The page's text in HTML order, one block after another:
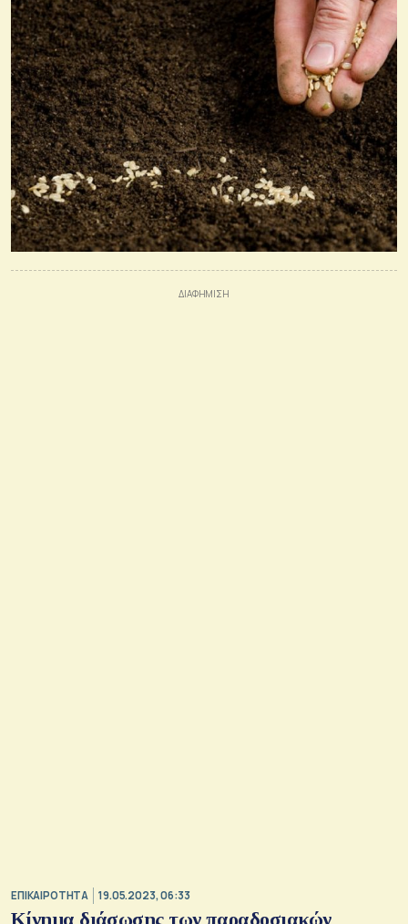
ΕΠΙΚΑΙΡΟΤΗΤΑ 19.05.2023, 06:33
Κίνημα διάσωσης των παραδοσιακών